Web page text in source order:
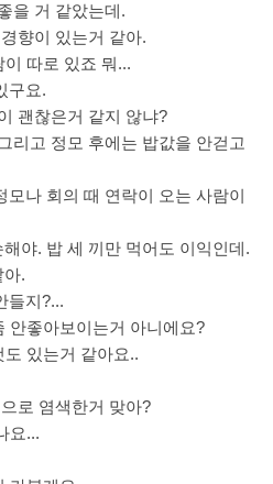
을 거 같았는데.
향이 있는거 같아.
따로 있죠 뭐...
구요.
괜찮은거 같지 않냐?
리고 정모 후에는 밥값을 안걷고
모나 회의 때 연락이 오는 사람이
야. 밥 세 끼만 먹어도 이익인데.
아.
들지?...
안좋아보이는거 아니에요?
있는거 같아요..
로 염색한거 맞아?
요...